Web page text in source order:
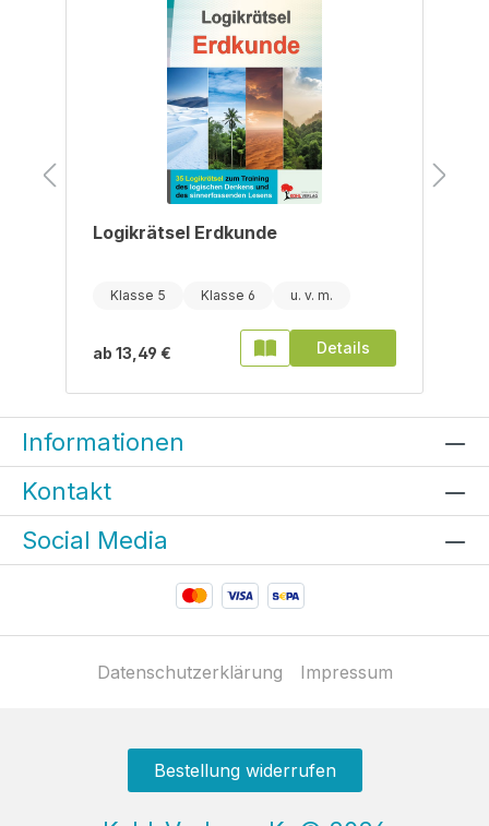
Logikrätsel Erdkunde
Klasse 5 Klasse 6
ab 13,49 € Details
Informationen
Kontakt
Social Media
Datenschutzerklärung Impressum
Bestellung widerrufen